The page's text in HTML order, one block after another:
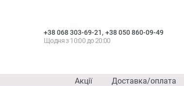
+38 068 303-69-21, +38 050 860-09-49
Щодня з 10:00 до 20:00
Акції Доставка/оплата